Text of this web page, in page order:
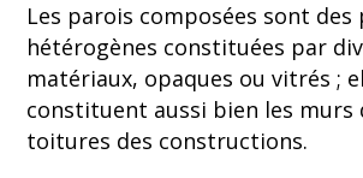
Les parois composées sont des
hétérogènes constituées par
matériaux, opaques ou vitrés ;
constituent aussi bien les murs
toitures des constructions.